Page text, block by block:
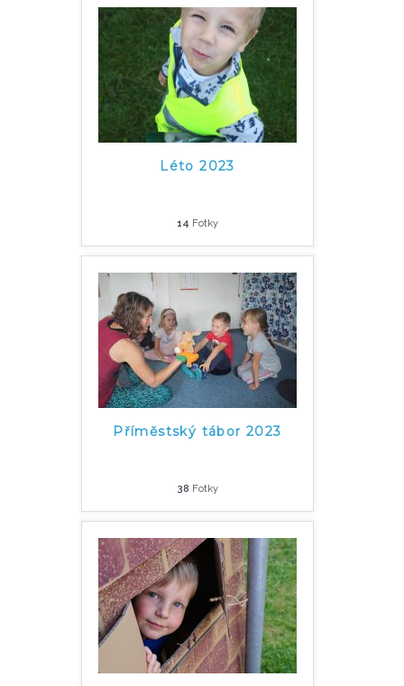
Léto 2023
14 Fotky
Příměstský tábor 2023
38 Fotky